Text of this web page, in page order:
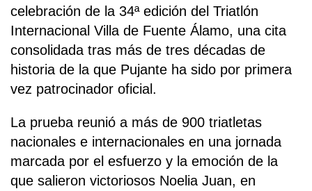
celebración de la 34ª edición del Triatlón
Internacional Villa de Fuente Álamo, una cita
consolidada tras más de tres décadas de
historia de la que Pujante ha sido por primera
vez patrocinador oficial.
La prueba reunió a más de 900 triatletas
nacionales e internacionales en una jornada
marcada por el esfuerzo y la emoción de la
que salieron victoriosos Noelia Juan, en